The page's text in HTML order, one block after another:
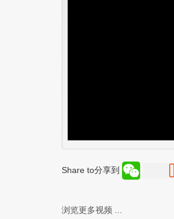
Share to分享到
浏览更多视频 ...